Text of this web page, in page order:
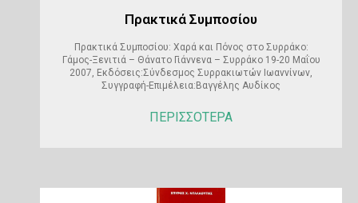
Πρακτικά Συμποσίου
Πρακτικά Συμποσίου: Χαρά και Πόνος στο Συρράκο:
Γάμος-Ξενιτιά – Θάνατο Γιάννενα – Συρράκο 19-20 Μαΐου
2007, Εκδόσεις:Σύνδεσμος Συρρακιωτών Ιωαννίνων,
Συγγραφή-Επιμέλεια:Βαγγέλης Αυδίκος
ΠΕΡΙΣΣΟΤΕΡΑ